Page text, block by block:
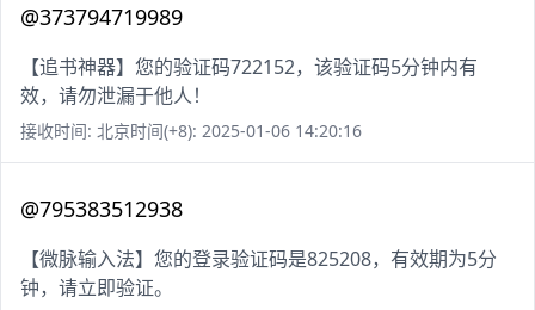
@373794719989
【追书神器】您的验证码722152，该验证码5分钟内有
效，请勿泄漏于他人！
接收时间: 北京时间(+8): 2025-01-06 14:20:16
@795383512938
【微脉输入法】您的登录验证码是825208，有效期为5分
钟，请立即验证。